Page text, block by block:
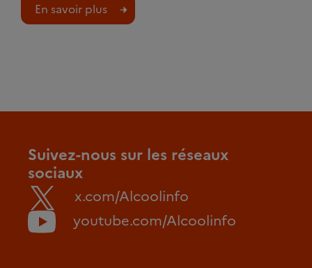
En savoir plus
Suivez-nous sur les réseaux
sociaux
x.com/Alcoolinfo
youtube.com/Alcoolinfo